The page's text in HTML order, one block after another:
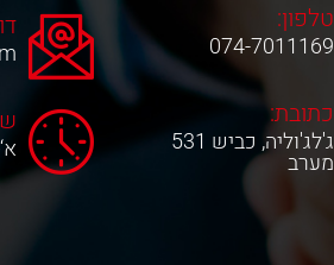
טלפון:
074-7011169
כתובת:
ג'לג'וליה, כביש 531
מערב א‘-